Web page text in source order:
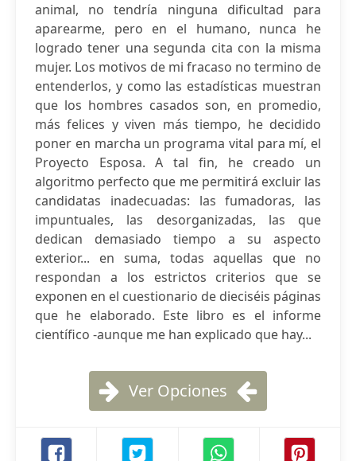
animal, no tendría ninguna dificultad para
aparearme, pero en el humano, nunca he
logrado tener una segunda cita con la misma
mujer. Los motivos de mi fracaso no termino de
entenderlos, y como las estadísticas muestran
que los hombres casados son, en promedio,
más felices y viven más tiempo, he decidido
poner en marcha un programa vital para mí, el
Proyecto Esposa. A tal fin, he creado un
algoritmo perfecto que me permitirá excluir las
candidatas inadecuadas: las fumadoras, las
impuntuales, las desorganizadas, las que
dedican demasiado tiempo a su aspecto
exterior... en suma, todas aquellas que no
respondan a los estrictos criterios que se
exponen en el cuestionario de dieciséis páginas
que he elaborado. Este libro es el informe
científico -aunque me han explicado que hay...
Ver Opciones